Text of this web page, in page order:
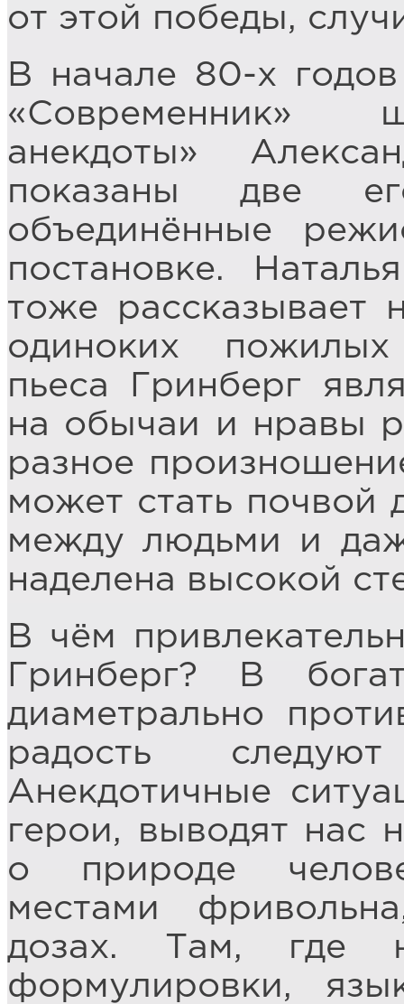
от этой победы,
В начале 80-х
«Современник»
анекдоты»
показаны две
объединённые
постановке.
тоже рассказывает
одиноких
пьеса Гринберг
на обычаи и нравы
разное
может стать почвой
между людьми и
наделена высокой
В чём
Гринберг? В
диаметрально
радость
Анекдотичные
герои, выводят нас
о природе
местами
дозах. Там, где
формулировки,